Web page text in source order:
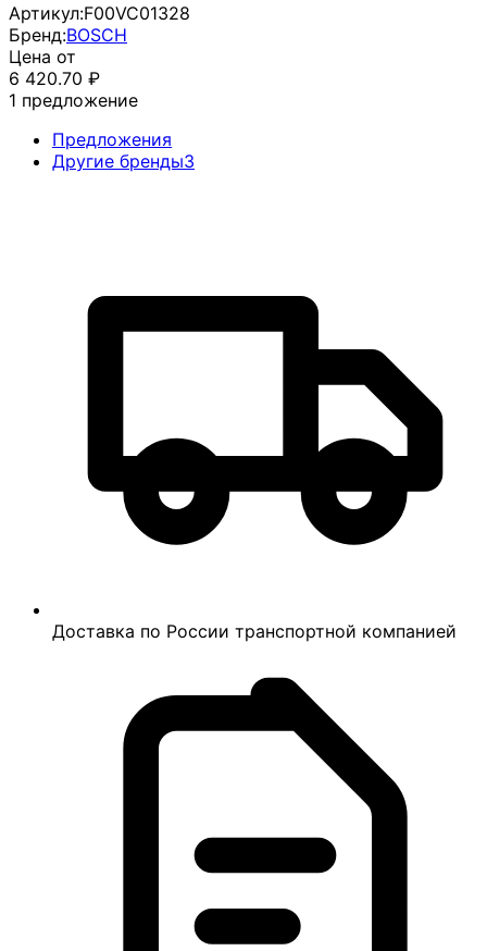
Артикул:F00VC01328
Бренд:BOSCH
Цена от
6 420.70 ₽
1 предложение
Предложения
Другие бренды3
Доставка по России транспортной компанией